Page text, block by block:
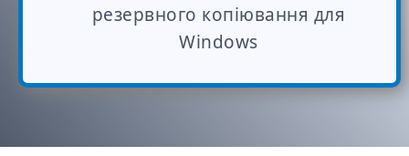
резервного копіювання для
Windows